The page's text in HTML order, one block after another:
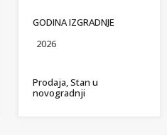
GODINA IZGRADNJE
2026
Prodaja, Stan u
novogradnji